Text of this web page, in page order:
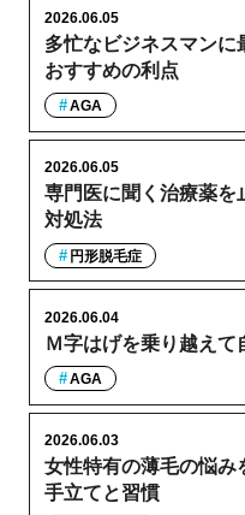
多忙なビジネスマン
おすすめの利点
2026.06.05
AGA
専門医に聞く治療薬を
対処法
2026.06.05
円形脱毛症
Ｍ字はげを乗り越えて
2026.06.04
AGA
女性特有の薄毛の悩み
手立てと習慣
2026.06.03